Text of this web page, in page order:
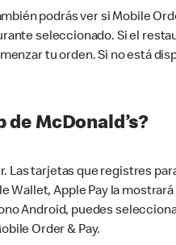
podrás ver si Mobile
seleccionado. Si el
tu orden. Si no está
McDonald’s?
tarjetas que registres
Wallet, Apple Pay la
Android, puedes
Order & Pay.